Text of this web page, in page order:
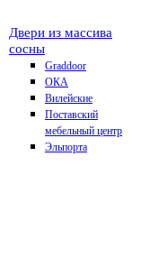
Двери из массива
сосны
Graddoor
ОКА
Вилейские
Поставский
мебельный центр
Эльпорта